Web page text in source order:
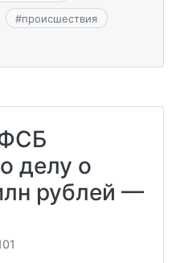
#происшествия
делу о
рублей —